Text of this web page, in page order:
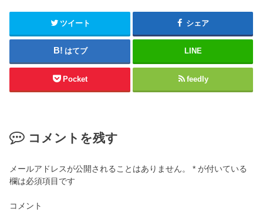
ツイート シェア
はてブ LINE
Pocket feedly
コメントを残す
メールアドレスが公開されることはありません。 * が付いている
欄は必須項目です
コメント